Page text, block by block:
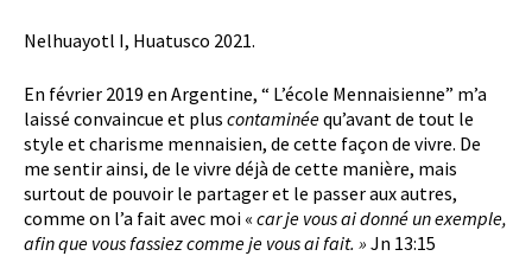
Nelhuayotl I, Huatusco 2021.
En février 2019 en Argentine, “ L’école Mennaisienne” m’a
laissé convaincue et plus contaminéequ’avant de tout le
style et charisme mennaisien, de cette façon de vivre. De
me sentir ainsi, de le vivre déjà de cette manière, mais
surtout de pouvoir le partager et le passer aux autres,
comme on l’a fait avec moi « car je vous ai donné un exemple,
afin que vous fassiez comme je vous ai fait. » Jn 13:15